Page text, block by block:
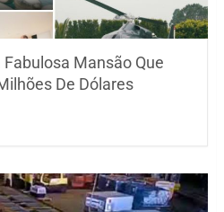
Mansão Que
De Dólares